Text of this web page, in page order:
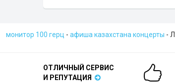
монитор 100 герц - афиша казахстана концерты -
ОТЛИЧНЫЙ СЕРВИС
И РЕПУТАЦИЯ